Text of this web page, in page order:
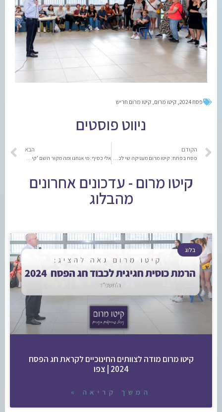
פסח 2024 , קיטו מרום, קיטו מרום חריש
ניווט פוסטים
הקודם
פסח בפתח: קיטו מרום מעניקה שי לכלל הצוותים החינוכיים
הבא
אלי כסיף: מי אנחנו ומה מקור השם 'קיטו מרום'? | צפו כעת
קיטו מרום - עדכונים אחרונים
מהבלוג
בלוג
קיטו מרום מודה לצוותים החינוכיים לקראת חג הפסח
2024 | צפו
המשך קריאה »